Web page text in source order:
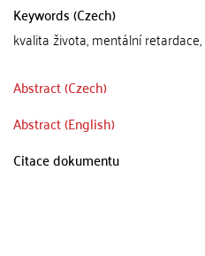
Keywords (Czech)
kvalita života, mentální
Abstract (Czech)
Abstract (English)
Citace dokumentu